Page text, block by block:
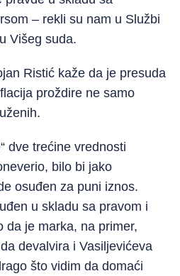
– rekli su nam u Službi
Višeg suda.
Ristić kaže da je presuda
proždire ne samo
dve trećine vrednosti
bilo bi jako
osuđen za puni iznos.
u skladu sa pravom i
da je marka, na primer,
devalvira i Vasiljevićeva
što vidim da domaći